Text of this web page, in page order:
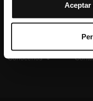
tipología de cookies
instalen o no las
Una vez que hayas
hacer clic en
previamente. Te
de personalización,
opciones de
Aceptar
Conócenos